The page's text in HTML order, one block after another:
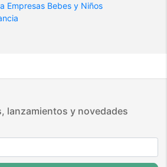
Empresas Bebes y Niños
lanzamientos y novedades